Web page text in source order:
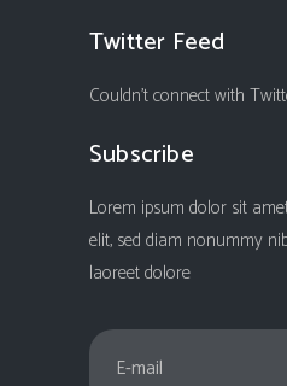
Twitter Feed
Couldn't connect with
Subscribe
Lorem ipsum dolor sit
elit, sed diam nonummy
laoreet dolore